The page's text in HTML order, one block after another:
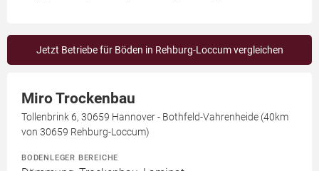
Jetzt Betriebe für Böden in Rehburg-Loccum vergleichen
Miro Trockenbau
Tollenbrink 6, 30659 Hannover - Bothfeld-Vahrenheide (40km
von 30659 Rehburg-Loccum)
BODENLEGER BEREICHE